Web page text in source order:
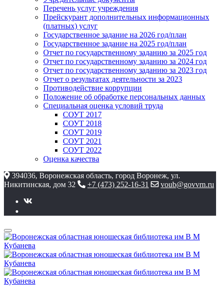
Перечень услуг учреждения
Прейскурант дополнительных информационных
(платных) услуг
Государственное задание на 2026 год/план
Государственное задание на 2025 год/план
Отчет по государственному заданию за 2025 год
Отчет по государственному заданию за 2024 год
Отчет по государственному заданию за 2023 год
Отчет о результатах деятельности за 2023
Противодействие коррупции
Положение об обработке персональных данных
Специальная оценка условий труда
СОУТ 2017
СОУТ 2018
СОУТ 2019
СОУТ 2021
СОУТ 2022
Оценка качества
394036, Воронежская область, город Воронеж, ул.
Никитинская, дом 32
+7 (473) 252-16-31 voub@govvrn.ru